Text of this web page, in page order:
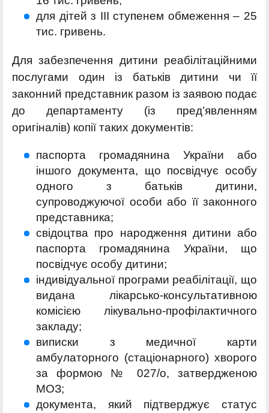
для дітей з ІІІ ступенем обмеження – 25
тис. гривень.
Для забезпечення дитини реабілітаційними
послугами один із батьків дитини чи її
законний представник разом із заявою подає
до департаменту (із пред’явленням
оригіналів) копії таких документів:
паспорта громадянина України або
іншого документа, що посвідчує особу
одного з батьків дитини,
супроводжуючої особи або її законного
представника;
свідоцтва про народження дитини або
паспорта громадянина України, що
посвідчує особу дитини;
індивідуальної програми реабілітації, що
видана лікарсько-консультативною
комісією лікувально-профілактичного
закладу;
виписки з медичної карти
амбулаторного (стаціонарного) хворого
за формою № 027/о, затвердженою
МОЗ;
документа, який підтверджує статус